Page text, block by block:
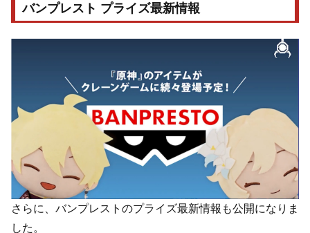
バンプレスト プライズ最新情報
さらに、バンプレストのプライズ最新情報も公開になりま
した。